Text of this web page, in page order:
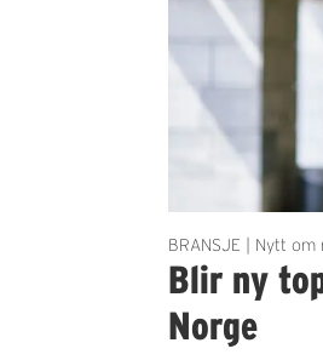
BRANSJE | Nytt om
Blir ny
Norge